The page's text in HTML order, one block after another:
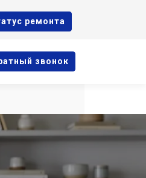
ремонта
звонок